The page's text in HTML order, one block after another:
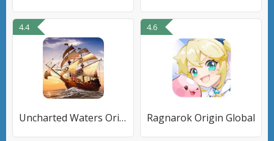
4.4
Uncharted Waters Origin
4.6
Ragnarok Origin Global